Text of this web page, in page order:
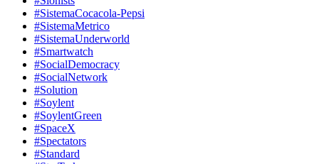
#SistemaCocacola-Pepsi
#SistemaMetrico
#SistemaUnderworld
#Smartwatch
#SocialDemocracy
#SocialNetwork
#Solution
#Soylent
#SoylentGreen
#SpaceX
#Spectators
#Standard